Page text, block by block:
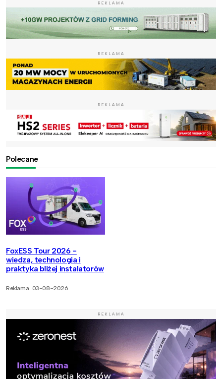
REKLAMA
REKLAMA
REKLAMA
Polecane
FoxESS Tour 2026 -
wiedza, technologia i
praktyka bliżej instalatorów
Reklama 03-08-2026
REKLAMA